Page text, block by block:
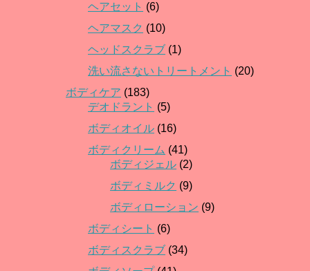
ヘアセット (6)
ヘアマスク (10)
ヘッドスクラブ (1)
洗い流さないトリートメント (20)
ボディケア (183)
デオドラント (5)
ボディオイル (16)
ボディクリーム (41)
ボディジェル (2)
ボディミルク (9)
ボディローション (9)
ボディシート (6)
ボディスクラブ (34)